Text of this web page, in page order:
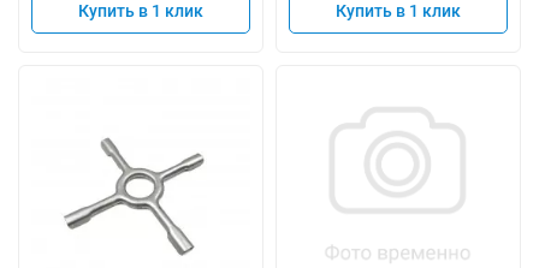
Купить в 1 клик Купить в 1 клик